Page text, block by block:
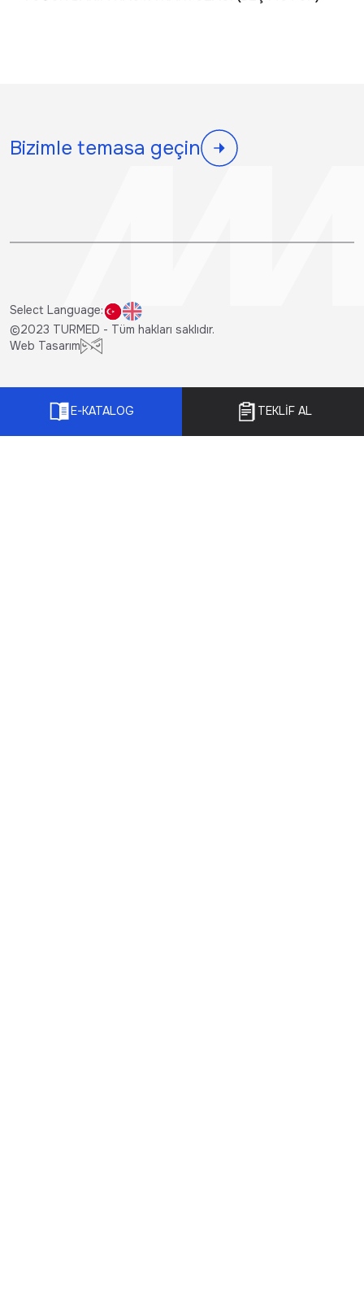
Bizimle temasa geçin
Select Language:
©2023 TURMED - Tüm hakları saklıdır.
Web Tasarım
E-KATALOG TEKLİF AL